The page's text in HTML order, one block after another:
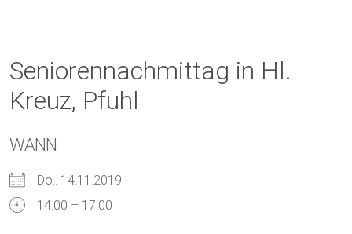
Seniorennachmittag in Hl.
Kreuz, Pfuhl
WANN
Do.. 14.11.2019
14:00 – 17:00